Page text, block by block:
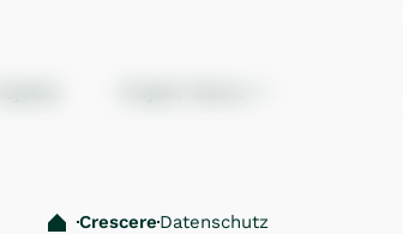
Crescere Datenschutz